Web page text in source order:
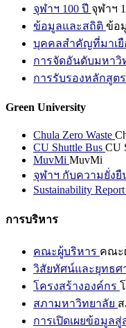
จุฬาฯ 100 ปี จุฬาฯ
ข้อมูลและสถิติ ข้อ
บุคคลสำคัญที่มาเ
การจัดอันดับมหาวิ
การรับรองหลักสูตร
Green University
Chula Zero Waste
CU Shuttle Bus CU
MuvMi MuvMi
จุฬาฯ กับความยั่งยื
Sustainability Report
การบริหาร
คณะผู้บริหาร คณะ
วิสัยทัศน์และยุทธศ
โครงสร้างองค์กร
สภามหาวิทยาลัย
การเปิดเผยข้อมูล